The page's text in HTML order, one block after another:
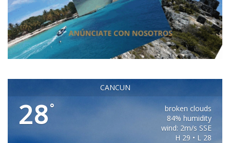
CANCUN
28°
broken clouds
84% humidity
wind: 2m/s SSE
H 29 • L 28